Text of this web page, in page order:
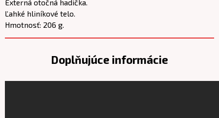
Externá otočná hadička.
Ľahké hliníkové telo.
Hmotnosť: 206 g.
Doplňujúce informácie